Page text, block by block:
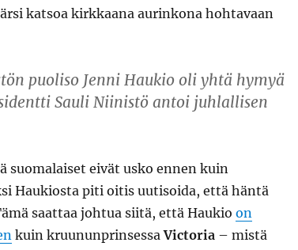
katsoa kirkkaana aurinkona hohtavaan
puoliso Jenni Haukio oli yhtä hymyä
Sauli Niinistö antoi juhlallisen
suomalaiset eivät usko ennen kuin
Haukiosta piti oitis uutisoida, että häntä
saattaa johtua siitä, että Haukio on
kuin kruununprinsessaVictoria– mistä